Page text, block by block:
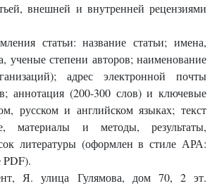
внешней и внутренней рецензиями
статьи: название статьи; имена,
ученые степени авторов; наименование
адрес электронной почты
аннотация (200-300 слов) и ключевые
русском и английском языках; текст
материалы и методы, результаты,
литературы (оформлен в стиле АРА:
PDF).
Я. улица Гулямова, дом 70, 2 эт.